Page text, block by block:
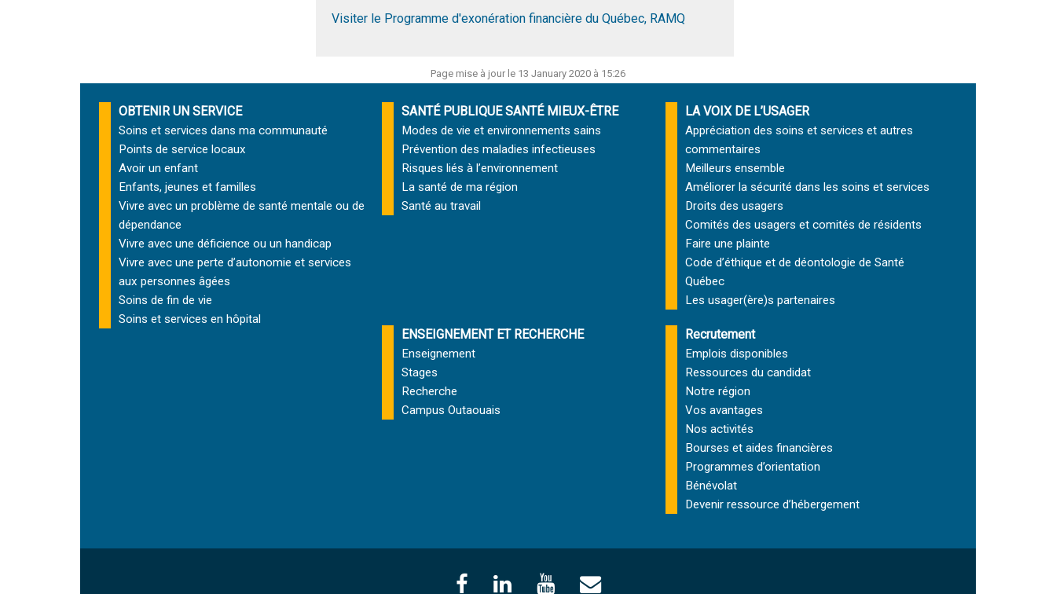
Visiter le Programme d'exonération financière du Québec, RAMQ
Page mise à jour le 13 January 2020 à 15:26
OBTENIR UN SERVICE
Soins et services dans ma communauté
Points de service locaux
Avoir un enfant
Enfants, jeunes et familles
Vivre avec un problème de santé mentale ou de
dépendance
Vivre avec une déficience ou un handicap
Vivre avec une perte d’autonomie et services
aux personnes âgées
Soins de fin de vie
Soins et services en hôpital
SANTÉ PUBLIQUE SANTÉ MIEUX-ÊTRE
Modes de vie et environnements sains
Prévention des maladies infectieuses
Risques liés à l’environnement
La santé de ma région
Santé au travail
LA VOIX DE L’USAGER
Appréciation des soins et services et autres
commentaires
Meilleurs ensemble
Améliorer la sécurité dans les soins et services
Droits des usagers
Comités des usagers et comités de résidents
Faire une plainte
Code d’éthique et de déontologie de Santé
Québec
Les usager(ère)s partenaires
ENSEIGNEMENT ET RECHERCHE
Enseignement
Stages
Recherche
Campus Outaouais
Recrutement
Emplois disponibles
Ressources du candidat
Notre région
Vos avantages
Nos activités
Bourses et aides financières
Programmes d’orientation
Bénévolat
Devenir ressource d’hébergement